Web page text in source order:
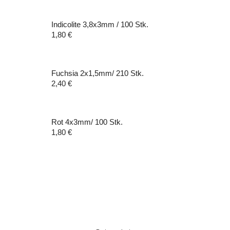
Indicolite 3,8x3mm / 100 Stk.
1,80 €
Fuchsia 2x1,5mm/ 210 Stk.
2,40 €
Rot 4x3mm/ 100 Stk.
1,80 €